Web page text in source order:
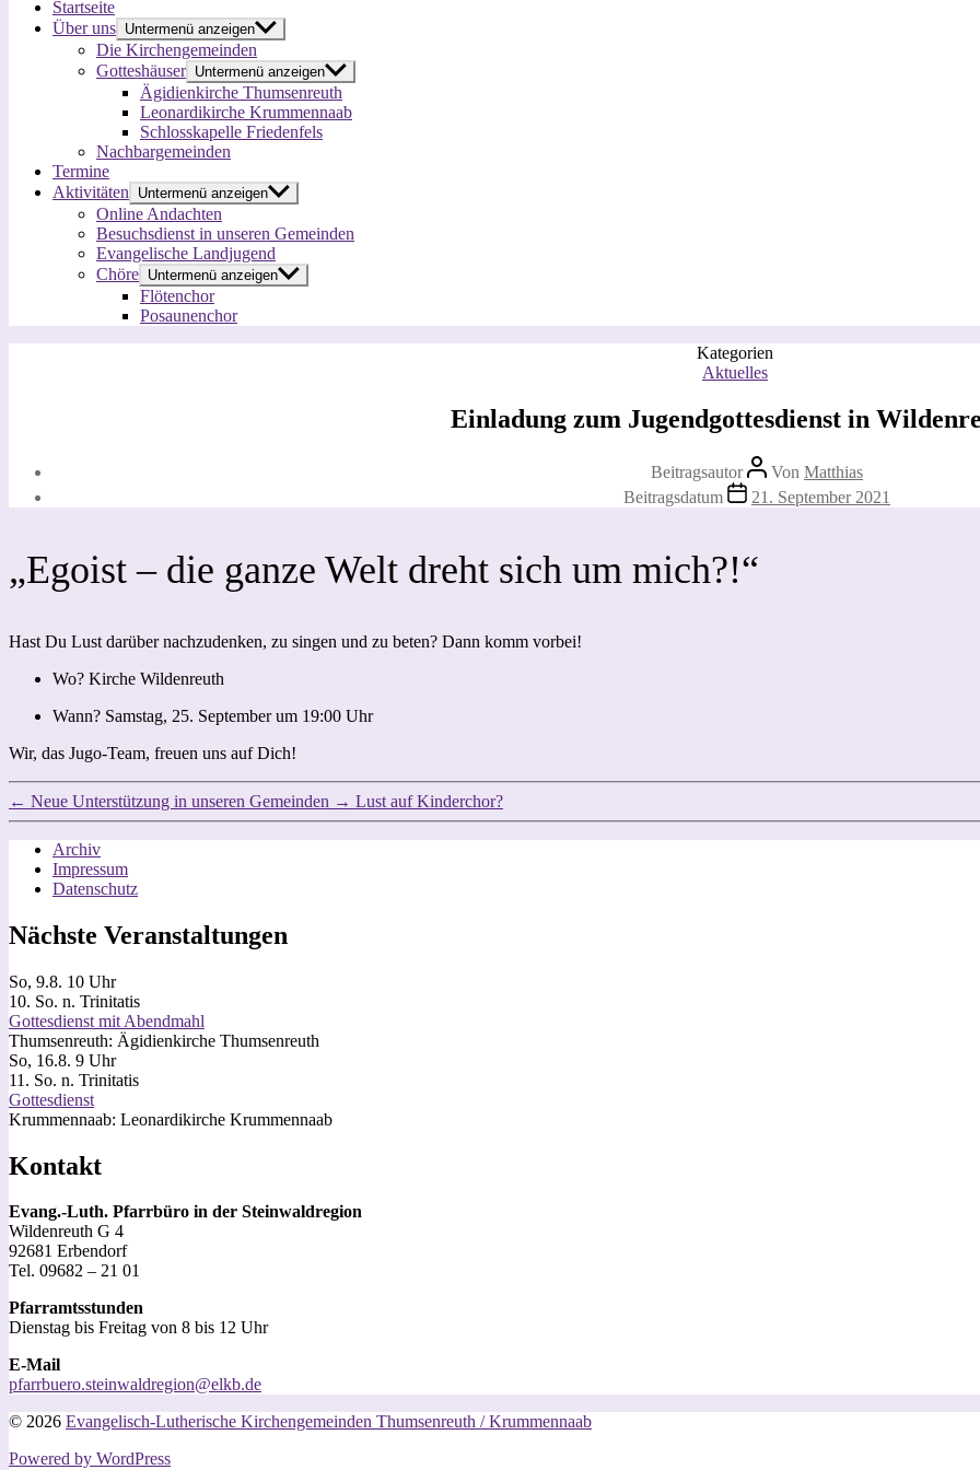
Startseite
Über uns Untermenü anzeigen
Die Kirchengemeinden
Gotteshäuser Untermenü anzeigen
Ägidienkirche Thumsenreuth
Leonardikirche Krummennaab
Schlosskapelle Friedenfels
Nachbargemeinden
Termine
Aktivitäten
Untermenü anzeigen
Online Andachten
Besuchsdienst in unseren Gemeinden
Evangelische Landjugend
Chöre Untermenü anzeigen
Flötenchor
Posaunenchor
Kategorien
Aktuelles
Einladung zum Jugendgottesdienst in
Beitragsautor Von Matthias
Beitragsdatum
21. September 2021
„Egoist – die ganze Welt dreht sich um mich?!“
Hast Du Lust darüber nachzudenken, zu singen und zu beten? Dann komm vorbei!
Wo? Kirche Wildenreuth
Wann? Samstag, 25. September um 19:00 Uhr
Wir, das Jugo-Team, freuen uns auf Dich!
← Neue Unterstützung in unseren Gemeinden → Lust auf Kinderchor?
Archiv
Impressum
Datenschutz
Nächste Veranstaltungen
So, 9.8. 10 Uhr
10. So. n. Trinitatis
Gottesdienst mit Abendmahl
Thumsenreuth: Ägidienkirche Thumsenreuth
So, 16.8. 9 Uhr
11. So. n. Trinitatis
Gottesdienst
Krummennaab: Leonardikirche Krummennaab
Kontakt
Evang.-Luth. Pfarrbüro in der Steinwaldregion
Wildenreuth G 4
92681 Erbendorf
Tel. 09682 – 21 01
Pfarramtsstunden
Dienstag bis Freitag von 8 bis 12 Uhr
E-Mail
pfarrbuero.steinwaldregion@elkb.de
© 2026 Evangelisch-Lutherische Kirchengemeinden Thumsenreuth / Krummennaab
Powered by WordPress